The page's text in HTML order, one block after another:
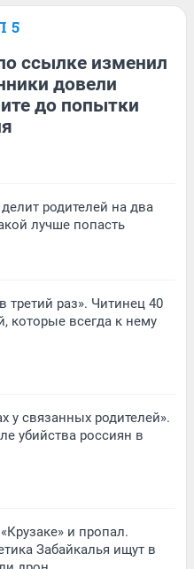
5
ссылке изменил
довели
до попытки
родителей на два
лучше попасть
третий раз». Читинец 40
которые всегда к нему
у связанных родителей».
убийства россиян в
и пропал.
Забайкалья ищут в